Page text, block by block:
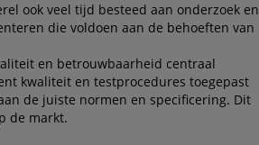
ook veel tijd besteed aan onderzoek en
die voldoen aan de behoeften van
en betrouwbaarheid centraal
kwaliteit en testprocedures toegepast
de juiste normen en specificering. Dit
de markt.